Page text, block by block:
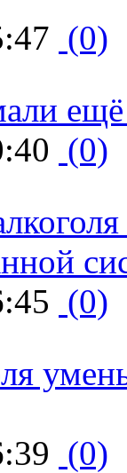
(0)
ещё
(0)
(0)
(0)